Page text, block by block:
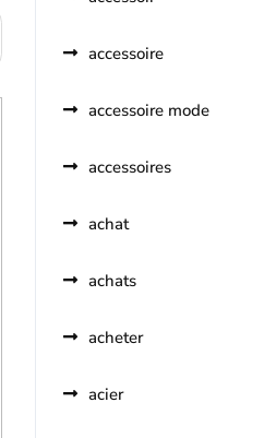
accessoire
accessoire mode
accessoires
achat
achats
acheter
acier